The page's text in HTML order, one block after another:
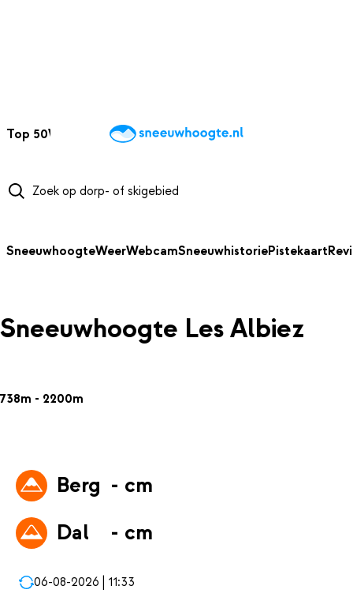
Top 50Webcams WintersportweerKaarten
SneeuwhoogteWeerWebcamSneeuwhistoriePistekaart
Sneeuwhoogte Les Albiez
738m - 2200m
Berg - cm
Dal
- cm
06-08-2026 | 11:33